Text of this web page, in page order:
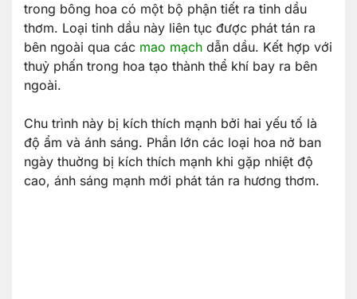
trong bông hoa có một bộ phận tiết ra tinh dầu
thơm. Loại tinh dầu này liên tục được phát tán ra
bên ngoài qua các mao mạch dẫn dầu. Kết hợp với
thuỷ phấn trong hoa tạo thành thể khí bay ra bên
ngoài.
Chu trình này bị kích thích mạnh bởi hai yếu tố là
độ ẩm và ánh sáng. Phần lớn các loại hoa nở ban
ngày thuờng bị kích thích mạnh khi gặp nhiệt độ
cao, ánh sáng mạnh mới phát tán ra hương thơm.